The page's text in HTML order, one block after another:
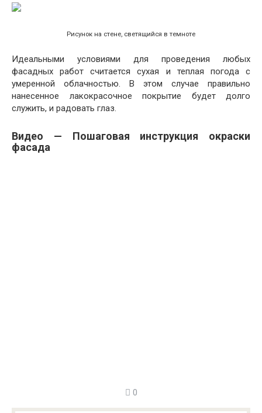
Рисунок на стене, светящийся в темноте
Идеальными условиями для проведения любых
фасадных работ считается сухая и теплая погода с
умеренной облачностью. В этом случае правильно
нанесенное лакокрасочное покрытие будет долго
служить, и радовать глаз.
Видео — Пошаговая инструкция окраски
фасада
0